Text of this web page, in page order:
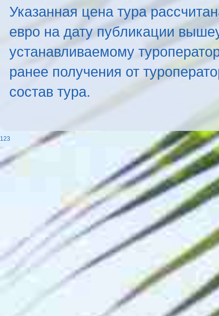
Указанная цена тура
евро на дату публикации
устанавливаемому
ранее получения от
состав тура.
123